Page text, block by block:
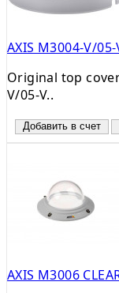
AXIS M3004-V/05-
Original top
V/05-V..
Добавить в счет
AXIS M3006